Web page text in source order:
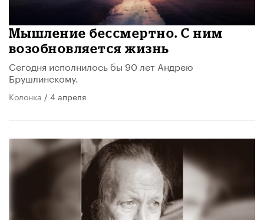
Мышление бессмертно. С ним
возобновляется жизнь
Сегодня исполнилось бы 90 лет Андрею
Брушлинскому.
Колонка / 4 апреля